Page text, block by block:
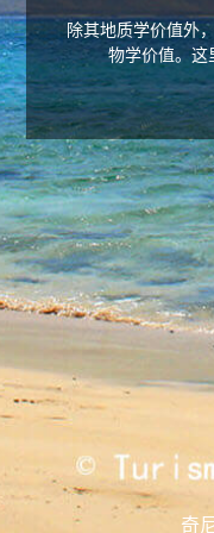
奇
除其地质学价值外
物学价值。这